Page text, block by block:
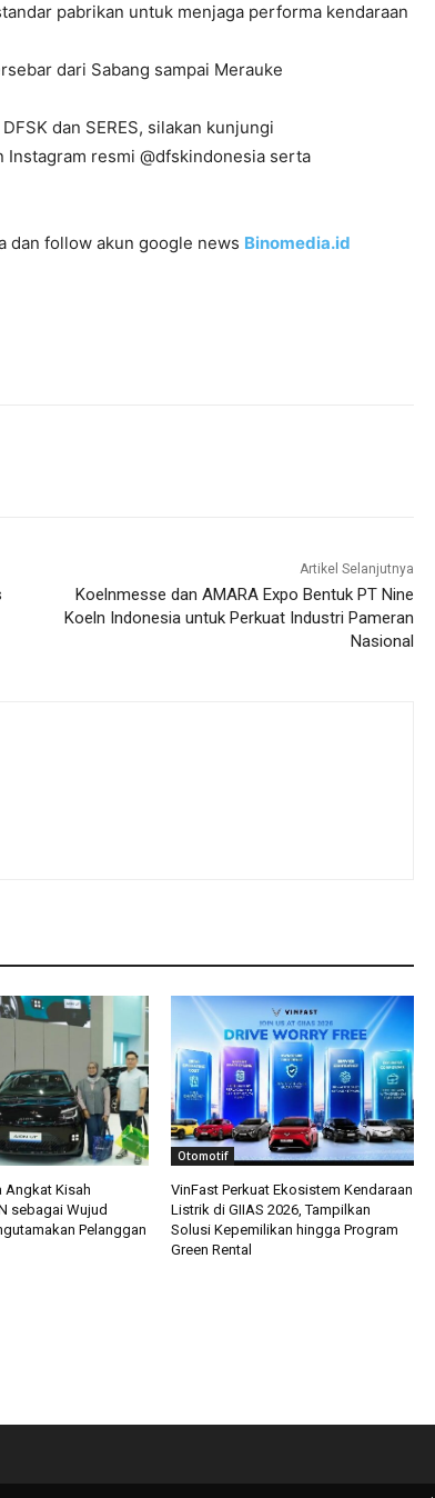
pabrikan untuk menjaga performa kendaraan
dari Sabang sampai Merauke
dan SERES, silakan kunjungi
Instagram resmi @dfskindonesia serta
dan follow akun google news Binomedia.id
Artikel Selanjutnya
Koelnmesse dan AMARA Expo Bentuk PT Nine
Koeln Indonesia untuk Perkuat Industri Pameran
Nasional
Angkat Kisah
sebagai Wujud
Pelanggan
Otomotif
VinFast Perkuat Ekosistem Kendaraan
Listrik di GIIAS 2026, Tampilkan
Solusi Kepemilikan hingga Program
Green Rental